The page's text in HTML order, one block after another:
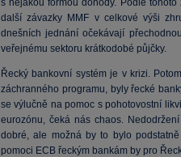
s nějakou formou dohody. Podle
další závazky MMF v celkové výši
dnešních jednání očekávají
veřejnému sektoru krátkodobé půjčky.
Řecký bankovní systém je v krizi.
záchranného programu, byly řecké
se výlučně na pomoc s pohotovostní
eurozónu, čeká nás chaos.
dobré, ale možná by to bylo
pomoci ECB řeckým bankám by pro